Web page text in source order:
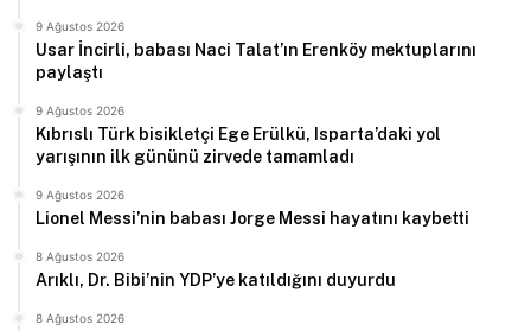
9 Ağustos 2026
Usar İncirli, babası Naci Talat’ın Erenköy mektuplarını
paylaştı
9 Ağustos 2026
Kıbrıslı Türk bisikletçi Ege Erülkü, Isparta’daki yol
yarışının ilk gününü zirvede tamamladı
9 Ağustos 2026
Lionel Messi’nin babası Jorge Messi hayatını kaybetti
8 Ağustos 2026
Arıklı, Dr. Bibi’nin YDP’ye katıldığını duyurdu
8 Ağustos 2026